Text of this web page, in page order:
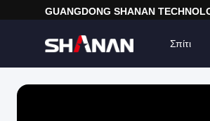
GUANGDONG SHANAN
Σπίτι